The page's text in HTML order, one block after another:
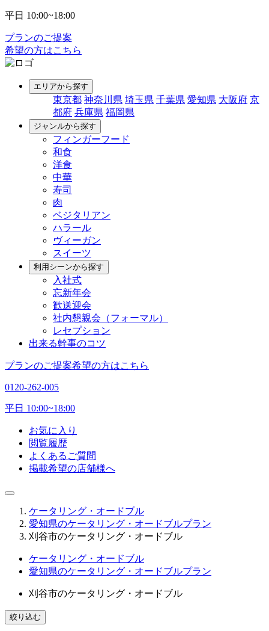
平日 10:00~18:00
プランのご提案
希望の方はこちら
エリアから探す
東京都 神奈川県 埼玉県 千葉県 愛知県 大阪府 京
都府 兵庫県 福岡県
ジャンルから探す
フィンガーフード
和食
洋食
中華
寿司
肉
ベジタリアン
ハラール
ヴィーガン
スイーツ
利用シーンから探す
入社式
忘新年会
歓送迎会
社内懇親会（フォーマル）
レセプション
出来る幹事のコツ
プランのご提案希望の方はこちら
0120-262-005
平日 10:00~18:00
お気に入り
閲覧履歴
よくあるご質問
掲載希望の店舗様へ
ケータリング・オードブル
愛知県のケータリング・オードブルプラン
刈谷市のケータリング・オードブル
ケータリング・オードブル
愛知県のケータリング・オードブルプラン
刈谷市のケータリング・オードブル
絞り込む